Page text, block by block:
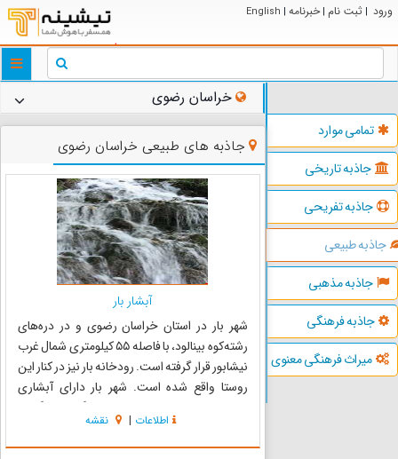
ورود | ثبت نام | خبرنامه |
English
تمامی موارد
جاذبه تاریخی
جاذبه تفریحی
جاذبه طبیعی
جاذبه مذهبی
جاذبه فرهنگی
میراث فرهنگی معنوی
خراسان رضوی
جاذبه های طبیعی خراسان رضوی
آبشار بار
شهر بار در استان خراسان رضوی و در دره‌های
رشته‌کوه بینالود، با فاصله ۵۵ کیلومتری شمال غرب
نیشابور قرار گرفته است. رودخانه بار نیز در کنار این
روستا واقع شده است. شهر بار دارای آبشاری
زیباست که در دل کوه و میان باغهای گردو قرار گرفته
است که به‌عنوان جاذبه‌های بار می‌توان نام برد. از
می...
اطلاعات | نقشه